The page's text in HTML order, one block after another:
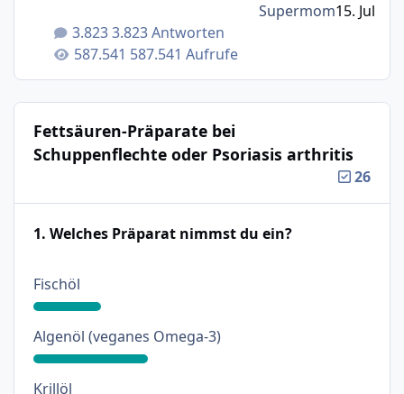
3.823 Antworten
587.541 Aufrufe
Supermom15. Jul
Fettsäuren-Präparate bei
Schuppenflechte oder Psoriasis arthritis
26
1. Welches Präparat nimmst du ein?
Fischöl: 20%
Algenöl (veganes Omega-3): 34%
Krillöl: 0%